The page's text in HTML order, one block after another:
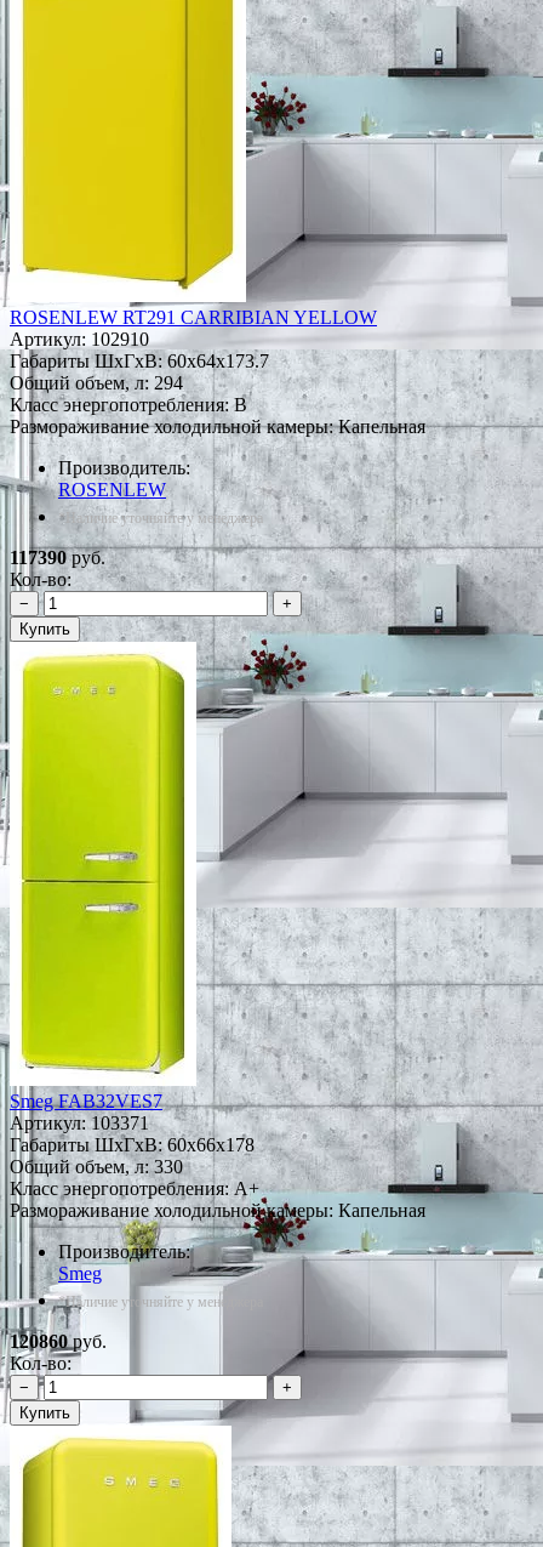
ROSENLEW RT291 CARRIBIAN YELLOW
Артикул: 102910
Габариты ШxГxВ: 60x64x173.7
Общий объем, л: 294
Класс энергопотребления: B
Размораживание холодильной камеры: Капельная
Производитель:
ROSENLEW
*Наличие уточняйте у менеджера
117390руб.
Кол-во:
−
+
Купить
Smeg FAB32VES7
Артикул:103371
Габариты ШxГxВ: 60x66x178
Общий объем, л: 330
Класс энергопотребления: A+
Размораживание холодильной камеры: Капельная
Производитель:
Smeg
*Наличие уточняйте у менеджера
120860руб.
Кол-во:
−
+
Купить